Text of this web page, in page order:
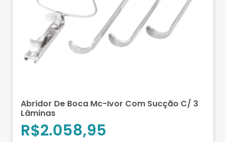
Abridor De Boca Mc-Ivor Com Sucção C/ 3
Lâminas
R$2.058,95